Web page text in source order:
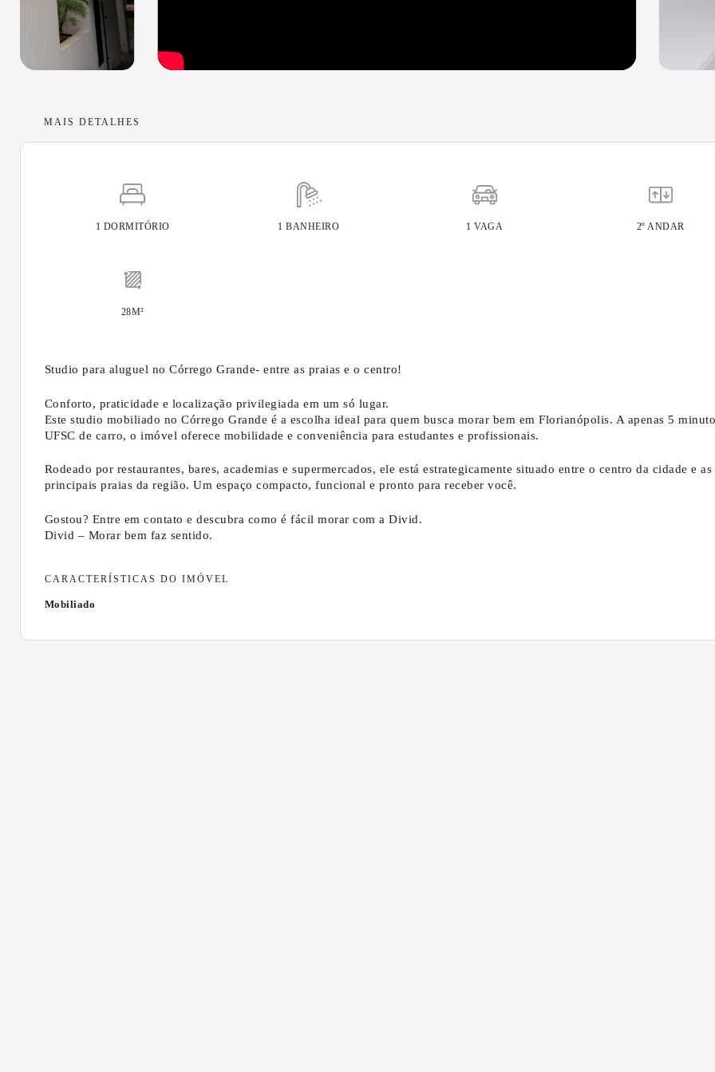
MAIS DETALHES
1 DORMITÓRIO 1 BANHEIRO 1 VAGA 2º ANDAR
28M²
Studio para aluguel no Córrego Grande- entre as praias e o centro!
Conforto, praticidade e localização privilegiada em um só lugar.
Este studio mobiliado no Córrego Grande é a escolha ideal para quem busca morar bem em Florianópolis. A apenas 5
UFSC de carro, o imóvel oferece mobilidade e conveniência para estudantes e profissionais.
Rodeado por restaurantes, bares, academias e supermercados, ele está estrategicamente situado entre o centro da cidade e as
principais praias da região. Um espaço compacto, funcional e pronto para receber você.
Gostou? Entre em contato e descubra como é fácil morar com a Divid.
Divid – Morar bem faz sentido.
CARACTERÍSTICAS DO IMÓVEL
Mobiliado